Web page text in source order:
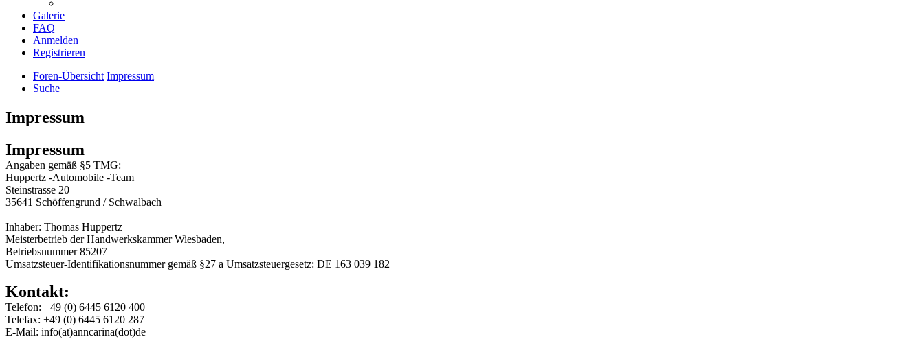
Galerie
FAQ
Anmelden
Registrieren
Foren-Übersicht Impressum
Suche
Impressum
Impressum
Angaben gemäß §5 TMG:
Huppertz -Automobile -Team
Steinstrasse 20
35641 Schöffengrund / Schwalbach
Inhaber: Thomas Huppertz
Meisterbetrieb der Handwerkskammer Wiesbaden,
Betriebsnummer 85207
Umsatzsteuer-Identifikationsnummer gemäß §27 a Umsatzsteuergesetz: DE 163 039 182
Kontakt:
Telefon: +49 (0) 6445 6120 400
Telefax: +49 (0) 6445 6120 287
E-Mail: info(at)anncarina(dot)de